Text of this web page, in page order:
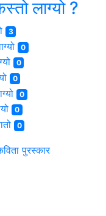
लाग्यो ?
3
0
0
0
0
0
0
पुरस्कार